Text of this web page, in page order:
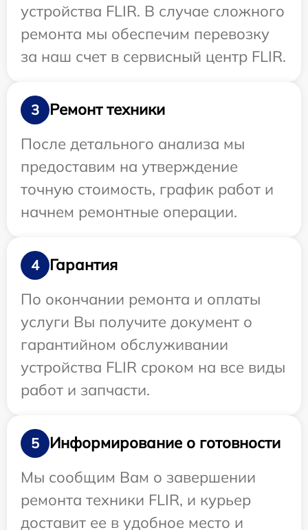
устройства FLIR. В случае сложного
ремонта мы обеспечим перевозку
за наш счет в сервисный центр FLIR.
3
Ремонт техники
После детального анализа мы
предоставим на утверждение
точную стоимость, график работ и
начнем ремонтные операции.
4
Гарантия
По окончании ремонта и оплаты
услуги Вы получите документ о
гарантийном обслуживании
устройства FLIR сроком на все виды
работ и запчасти.
5
Информирование о готовности
Мы сообщим Вам о завершении
ремонта техники FLIR, и курьер
доставит ее в удобное место и